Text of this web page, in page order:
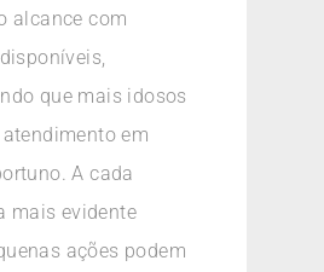
alcance com
que mais idosos
em
A cada
mais evidente
ações podem